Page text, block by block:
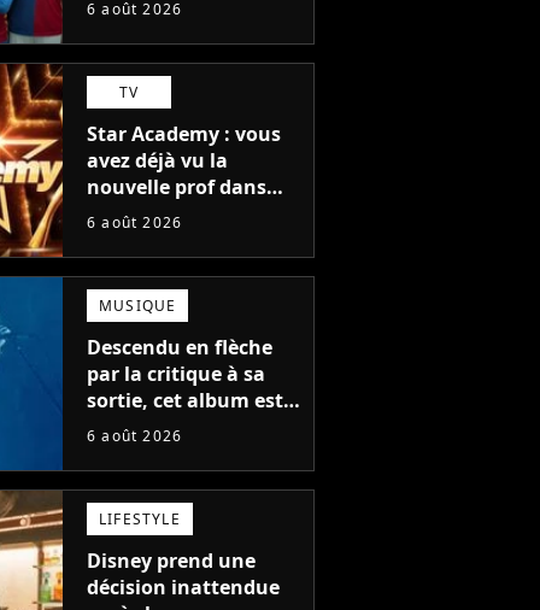
6 août 2026
TV
Star Academy : vous
avez déjà vu la
nouvelle prof dans
The Voice et aux
6 août 2026
MUSIQUE
Descendu en flèche
par la critique à sa
sortie, cet album est
en train de devenir le
auteur
6 août 2026
LIFESTYLE
Disney prend une
décision inattendue